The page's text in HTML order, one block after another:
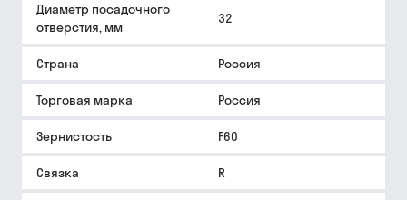
Диаметр посадочного
отверстия, мм
32
Страна Россия
Торговая марка Россия
Зернистость F60
Связка R